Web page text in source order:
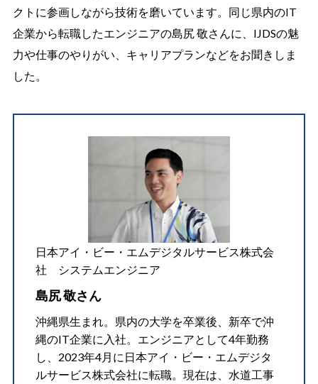
クトに参画しながら技術を磨いています。同じ県内のIT
企業から転職したエンジニアの島尻 敬さんに、IJDSの魅
力や仕事のやりがい、キャリアプランなどをお聞きしま
した。
日本アイ・ビー・エムデジタルサービス株式会
社 システムエンジニア
島尻 敬さん
沖縄県生まれ。県内の大学を卒業後、新卒で沖
縄のIT企業に入社。エンジニアとして4年勤務
し、2023年4月に日本アイ・ビー・エムデジタ
ルサービス株式会社に転職。現在は、水道工事